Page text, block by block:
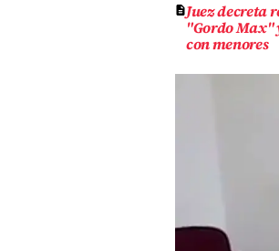
Juez decreta
"Gordo Max"
con menores